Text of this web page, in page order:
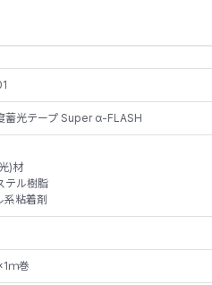
蓄光テープ Super α-FLASH
)材
テル樹脂
系粘着剤
ｍ巻